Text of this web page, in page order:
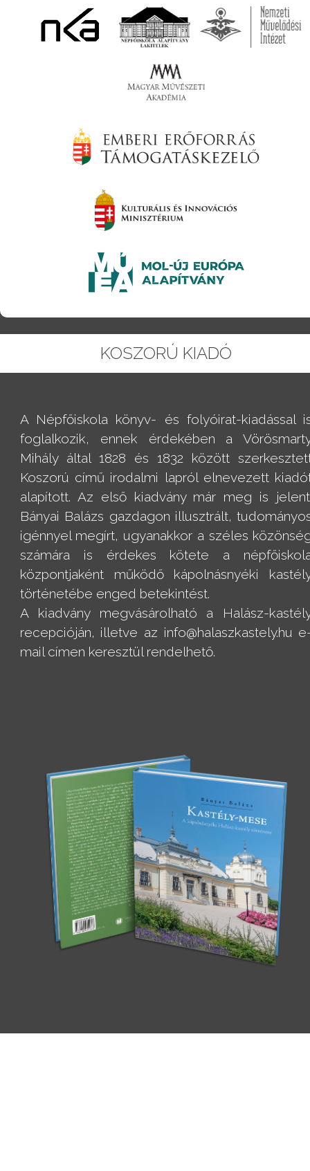
KOSZORÚ KIADÓ
A Népfőiskola könyv- és folyóirat-kiadással
foglalkozik, ennek érdekében a
Mihály által 1828 és 1832 között
Koszorú című irodalmi lapról elnevezett
alapított. Az első kiadvány már meg is
Bányai Balázs gazdagon illusztrált,
igénnyel megírt, ugyanakkor a széles
számára is érdekes kötete a
központjaként működő kápolnásnyéki
történetébe enged betekintést.
A kiadvány megvásárolható a Halász-
recepcióján, illetve az info@halaszkastely.hu
mail címen keresztül rendelhető.